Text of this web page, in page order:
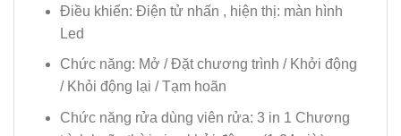
Điều khiển: Điện tử nhấn , hiện thị: màn hình
Led
Chức năng: Mở / Đặt chương trình / Khởi động
/ Khỏi động lại / Tạm hoãn
Chức năng rửa dùng viên rửa: 3 in 1 Chương